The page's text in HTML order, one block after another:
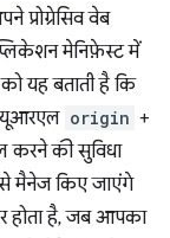
वेब
मेनिफ़ेस्ट में
को यह बताती है कि
यूआरएल origin +
करने की सुविधा
मैनेज किए जाएंगे
होता है, जब आपका